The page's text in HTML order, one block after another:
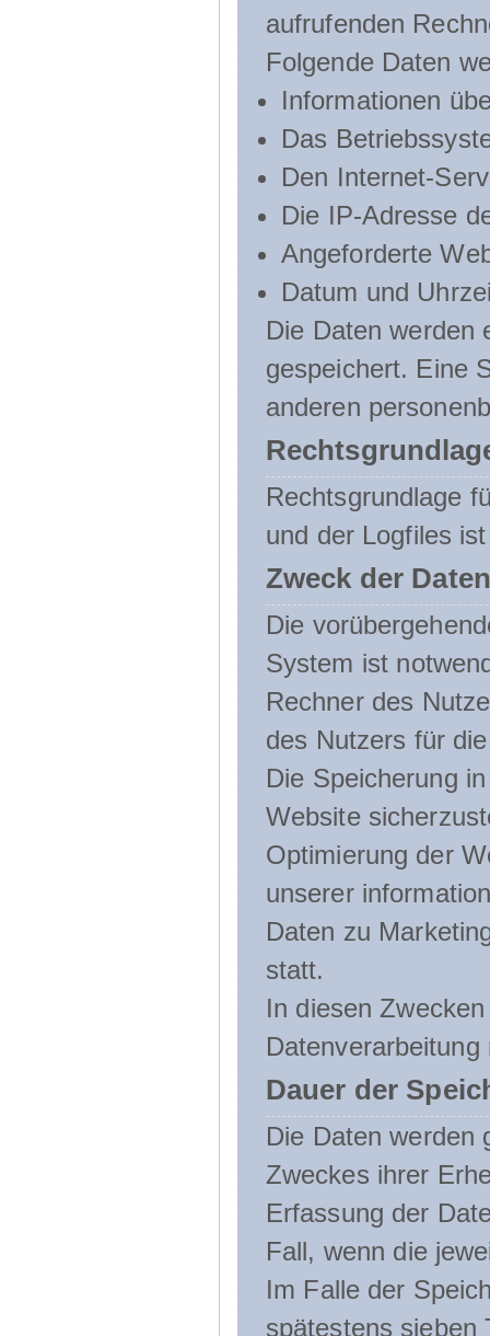
aufrufenden
Folgende Daten
Informationen
Das
Den Internet-
Die IP-Adresse
Angeforderte
Datum und
Die Daten werden
gespeichert. Eine
anderen
Rechtsgrundlage
und der Logfiles
Zweck der
Die
System ist
Rechner des
des Nutzers für
Die Speicherung
Website
Optimierung der
unserer
Daten zu
statt.
In diesen
Dauer der
Die Daten werden
Zweckes ihrer
Erfassung der
Fall, wenn die
Im Falle der
spätestens sieben